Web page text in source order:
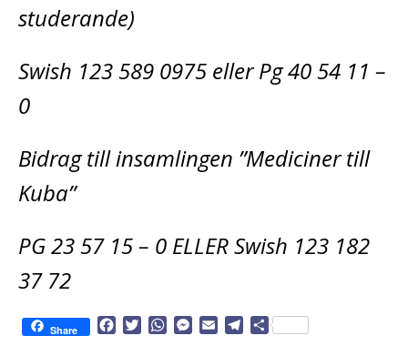
studerande)
Swish 123 589 0975 eller Pg 40 54 11 –
0
Bidrag till insamlingen ”Mediciner till
Kuba”
PG 23 57 15 – 0 ELLER Swish 123 182
37 72
Share
W
M
D